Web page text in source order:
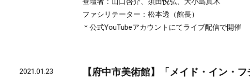
ファシリテーター：松本透（館長）
＊公式YouTubeアカウントにてライブ配信で開催
2021.01.23 【府中市美術館】「メイド・イン・